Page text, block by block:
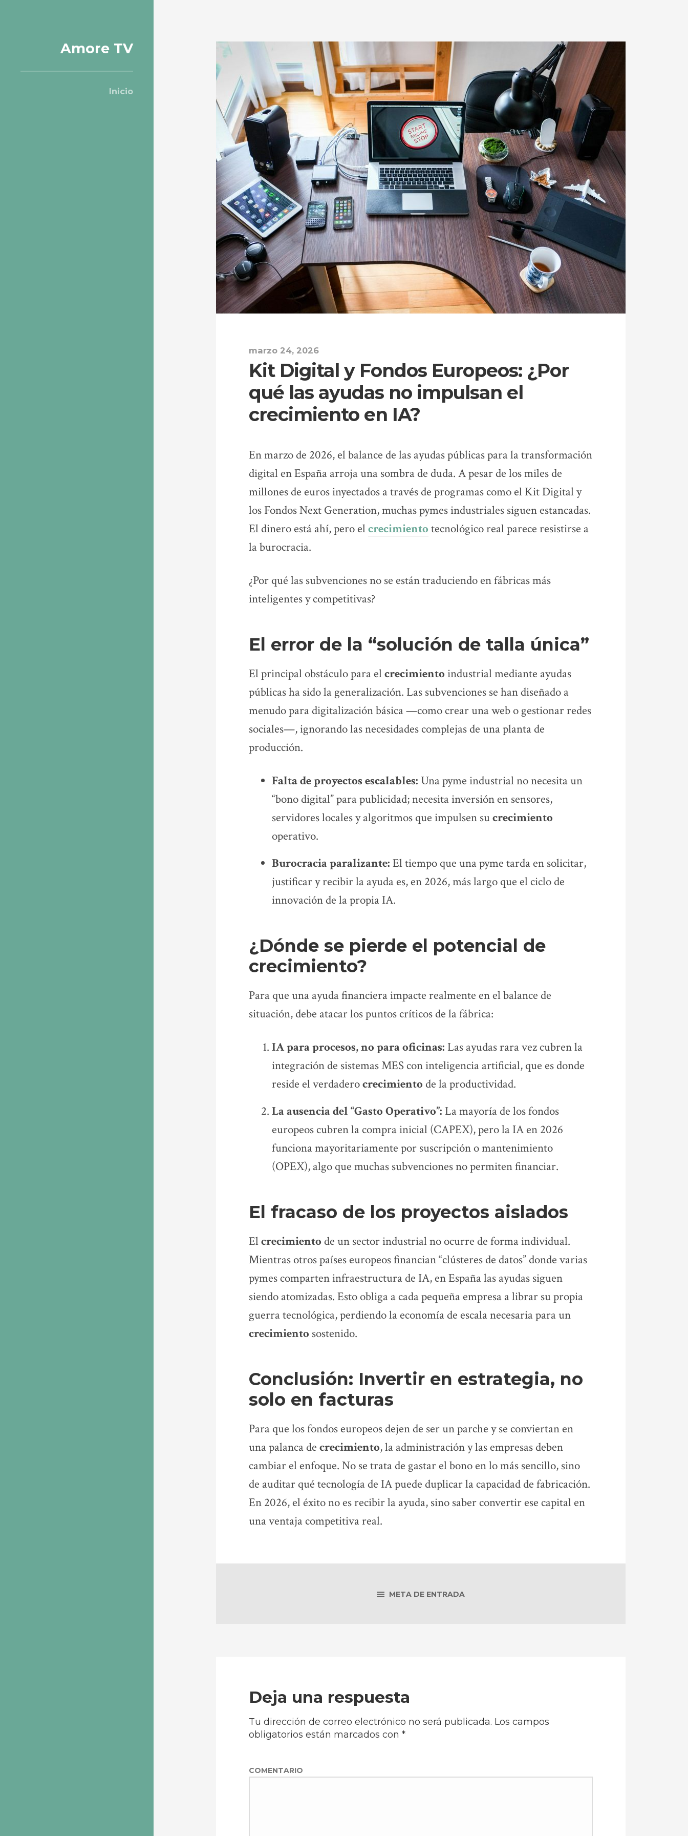
Amore TV
Inicio
marzo 24, 2026
Kit Digital y Fondos Europeos: ¿Por
qué las ayudas no impulsan el
crecimiento en IA?
En marzo de 2026, el balance de las ayudas públicas para la transformación
digital en España arroja una sombra de duda. A pesar de los miles de
millones de euros inyectados a través de programas como el Kit Digital y
los Fondos Next Generation, muchas pymes industriales siguen estancadas.
El dinero está ahí, pero elcrecimiento tecnológico real parece resistirse a
la burocracia.
¿Por qué las subvenciones no se están traduciendo en fábricas más
inteligentes y competitivas?
El error de la “solución de talla única”
El principal obstáculo para elcrecimiento industrial mediante ayudas
públicas ha sido la generalización. Las subvenciones se han diseñado a
menudo para digitalización básica —como crear una web o gestionar redes
sociales—, ignorando las necesidades complejas de una planta de
producción.
Falta de proyectos escalables: Una pyme industrial no necesita un
“bono digital” para publicidad; necesita inversión en sensores,
servidores locales y algoritmos que impulsen sucrecimiento
operativo.
Burocracia paralizante: El tiempo que una pyme tarda en solicitar,
justificar y recibir la ayuda es, en 2026, más largo que el ciclo de
innovación de la propia IA.
¿Dónde se pierde el potencial de
crecimiento?
Para que una ayuda financiera impacte realmente en el balance de
situación, debe atacar los puntos críticos de la fábrica:
IA para procesos, no para oficinas: Las ayudas rara vez cubren la
integración de sistemas MES con inteligencia artificial, que es donde
reside el verdaderocrecimiento de la productividad.
La ausencia del “Gasto Operativo”: La mayoría de los fondos
europeos cubren la compra inicial (CAPEX), pero la IA en 2026
funciona mayoritariamente por suscripción o mantenimiento
(OPEX), algo que muchas subvenciones no permiten financiar.
El fracaso de los proyectos aislados
Elcrecimiento de un sector industrial no ocurre de forma individual.
Mientras otros países europeos financian “clústeres de datos” donde varias
pymes comparten infraestructura de IA, en España las ayudas siguen
siendo atomizadas. Esto obliga a cada pequeña empresa a librar su propia
guerra tecnológica, perdiendo la economía de escala necesaria para un
crecimiento sostenido.
Conclusión: Invertir en estrategia, no
solo en facturas
Para que los fondos europeos dejen de ser un parche y se conviertan en
una palanca de crecimiento, la administración y las empresas deben
cambiar el enfoque. No se trata de gastar el bono en lo más sencillo, sino
de auditar qué tecnología de IA puede duplicar la capacidad de fabricación.
En 2026, el éxito no es recibir la ayuda, sino saber convertir ese capital en
una ventaja competitiva real.
META DE ENTRADA
Deja una respuesta
Tu dirección de correo electrónico no será publicada. Los campos
obligatorios están marcados con *
COMENTARIO